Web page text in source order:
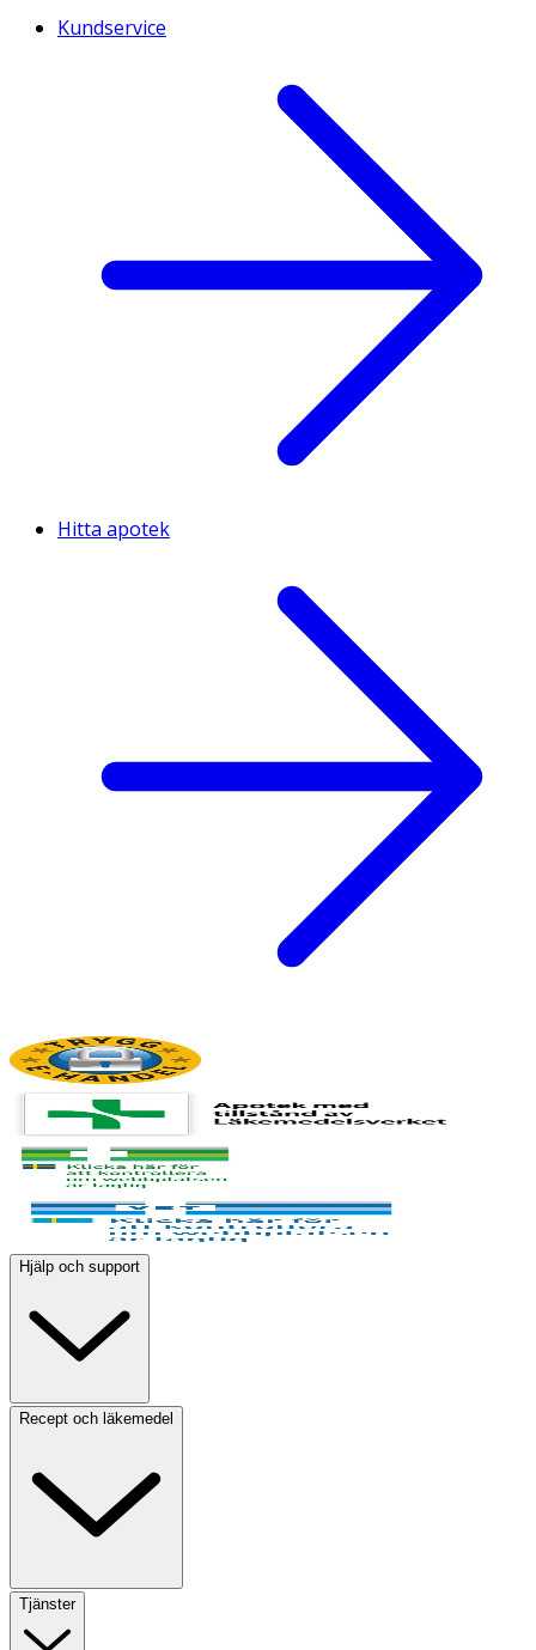
Kundservice
Hitta apotek
Hjälp och support
Recept och läkemedel
Tjänster